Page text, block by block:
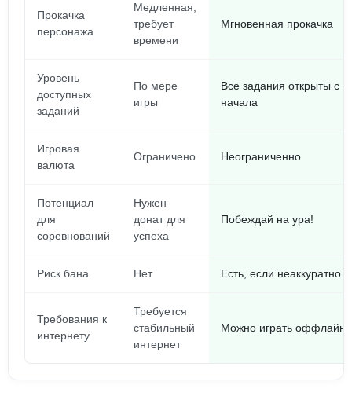
Прокачка
персонажа
Медленная,
требует
времени
Мгновенная прокачка
Уровень
доступных
заданий
По мере
игры
Все задания открыты с
начала
Игровая
валюта
Ограничено Неограниченно
Потенциал
для
соревнований
Нужен
донат для
успеха
Побеждай на ура!
Риск бана Нет Есть, если неаккуратно
Требования к
интернету
Требуется
стабильный
интернет
Можно играть оффлайн